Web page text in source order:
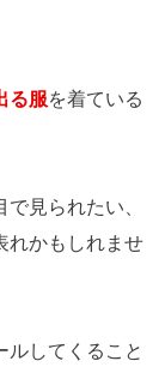
る服を着ている
見られたい、
れかもしれませ
ルしてくること